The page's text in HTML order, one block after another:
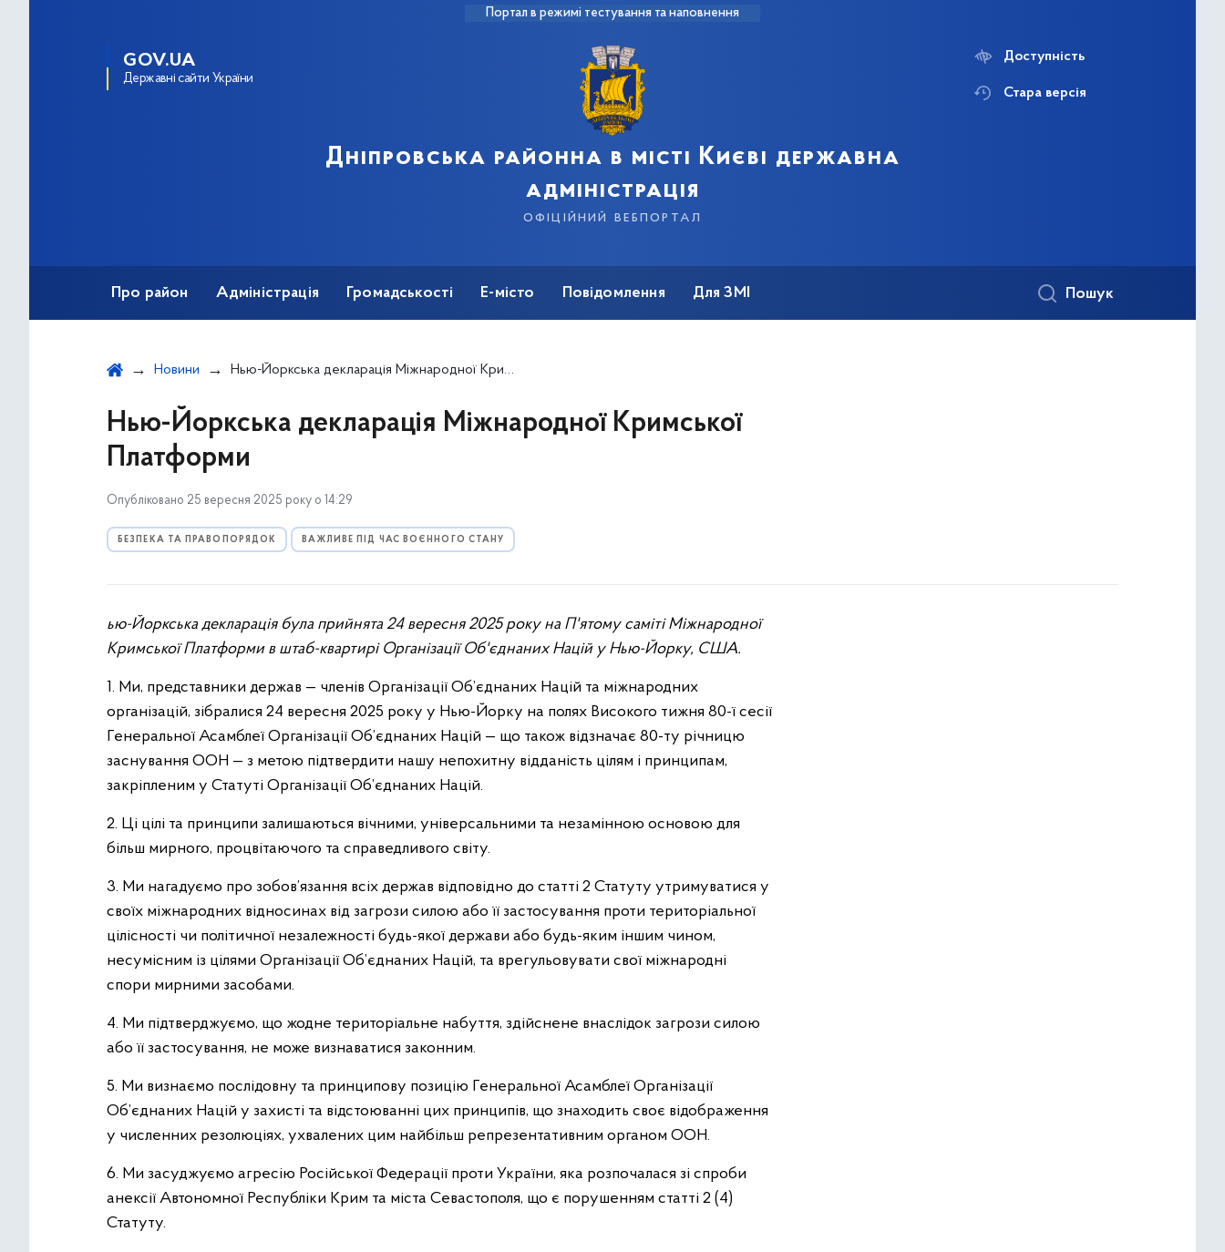
Портал в режимі тестування та наповнення
GOV.UA
Державні сайти України
Дніпровська районна в місті Києві державна
адміністрація
офіційний вебпортал
Доступність
Стара версія
Про район Адміністрація Громадськості Е-місто Повідомлення Для ЗМІ Пошук
Новини Нью-Йоркська декларація Міжнародної Кримської Платформи
Нью-Йоркська декларація Міжнародної Кримської
Платформи
Опубліковано 25 вересня 2025 року о 14:29
БЕЗПЕКА ТА ПРАВОПОРЯДОК ВАЖЛИВЕ ПІД ЧАС ВОЄННОГО СТАНУ
ью-Йоркська декларація була прийнята 24 вересня 2025 року на П'ятому саміті Міжнародної
Кримської Платформи в штаб-квартирі Організації Об'єднаних Націй у Нью-Йорку, США.
1. Ми, представники держав — членів Організації Об’єднаних Націй та міжнародних
організацій, зібралися 24 вересня 2025 року у Нью-Йорку на полях Високого тижня 80-ї сесії
Генеральної Асамблеї Організації Об’єднаних Націй — що також відзначає 80-ту річницю
заснування ООН — з метою підтвердити нашу непохитну відданість цілям і принципам,
закріпленим у Статуті Організації Об’єднаних Націй.
2. Ці цілі та принципи залишаються вічними, універсальними та незамінною основою для
більш мирного, процвітаючого та справедливого світу.
3. Ми нагадуємо про зобов’язання всіх держав відповідно до статті 2 Статуту утримуватися у
своїх міжнародних відносинах від загрози силою або її застосування проти територіальної
цілісності чи політичної незалежності будь-якої держави або будь-яким іншим чином,
несумісним із цілями Організації Об’єднаних Націй, та врегульовувати свої міжнародні
спори мирними засобами.
4. Ми підтверджуємо, що жодне територіальне набуття, здійснене внаслідок загрози силою
або її застосування, не може визнаватися законним.
5. Ми визнаємо послідовну та принципову позицію Генеральної Асамблеї Організації
Об’єднаних Націй у захисті та відстоюванні цих принципів, що знаходить своє відображення
у численних резолюціях, ухвалених цим найбільш репрезентативним органом ООН.
6. Ми засуджуємо агресію Російської Федерації проти України, яка розпочалася зі спроби
анексії Автономної Республіки Крим та міста Севастополя, що є порушенням статті 2 (4)
Статуту.